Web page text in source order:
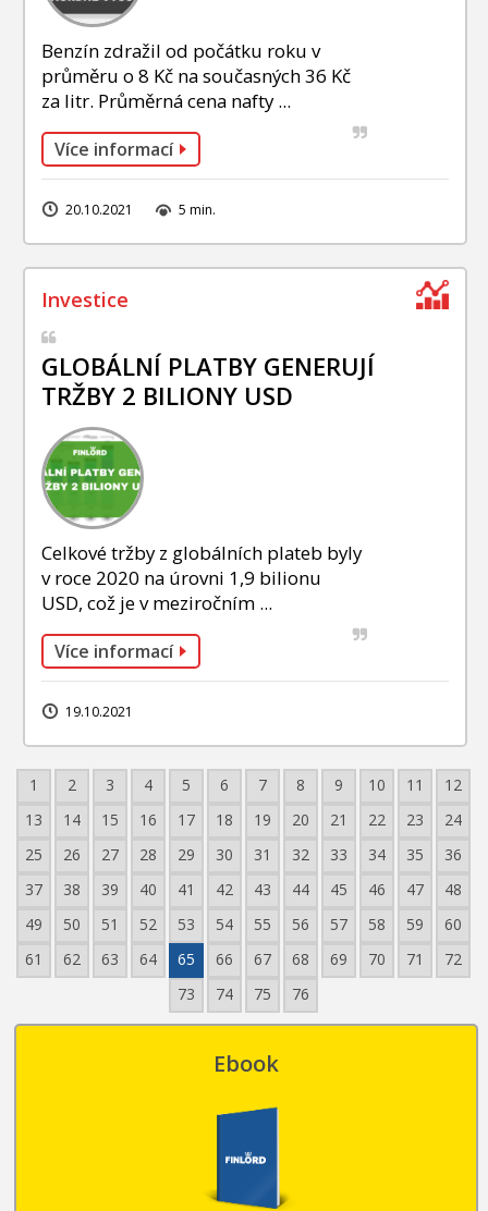
Benzín zdražil od počátku roku v
průměru o 8 Kč na současných 36 Kč
za litr. Průměrná cena nafty ...
Více informací
20.10.2021 5 min.
GLOBÁLNÍ PLATBY GENERUJÍ
TRŽBY 2 BILIONY USD
Celkové tržby z globálních plateb byly
v roce 2020 na úrovni 1,9 bilionu
USD, což je v meziročním ...
Více informací
19.10.2021
1 2 3 4 5 6 7 8 9 10 11
12
13
14 15 16 17 18 19 20 21 22 23
24
25
26 27 28 29 30 31 32 33 34 35
36
37
38 39 40 41 42 43 44 45 46 47
48
49
50 51 52 53 54 55 56 57 58 59
60
61
62 63 64 65 66 67 68 69 70 71
72
73
74 75 76
Ebook